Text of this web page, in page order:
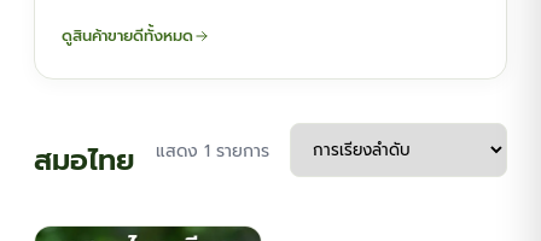
ดูสินค้าขายดีทั้งหมด
สมอไทย แสดง 1 รายการ